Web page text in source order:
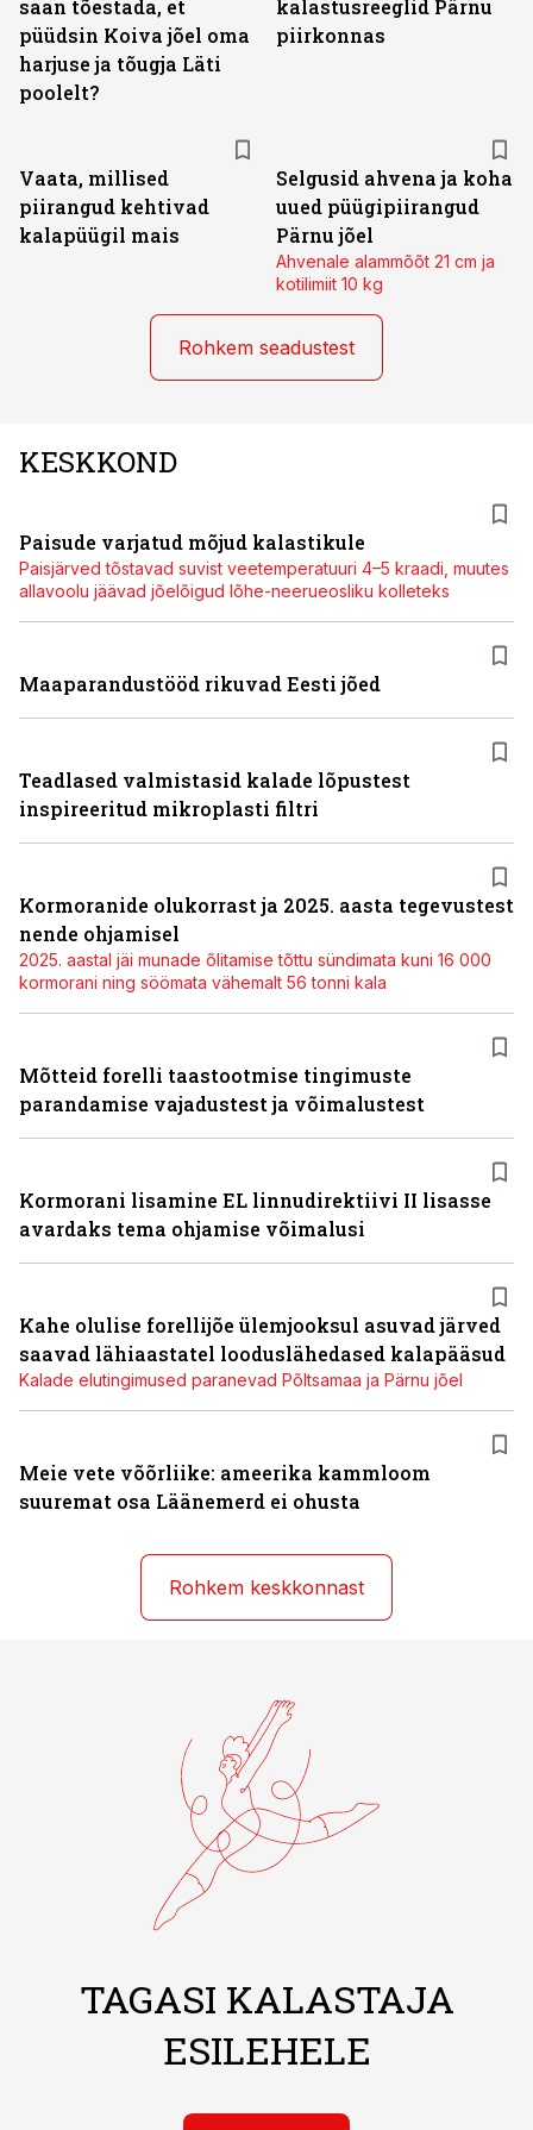
saan tõestada, et
püüdsin Koiva jõel oma
harjuse ja tõugja Läti
poolelt?
kalastusreeglid Pärnu
piirkonnas
Vaata, millised
piirangud kehtivad
kalapüügil mais
Selgusid ahvena ja koha
uued püügipiirangud
Pärnu jõel
Ahvenale alammõõt 21 cm ja
kotilimiit 10 kg
Rohkem seadustest
KESKKOND
Paisude varjatud mõjud kalastikule
Paisjärved tõstavad suvist veetemperatuuri 4–5 kraadi, muutes
allavoolu jäävad jõelõigud lõhe-neerueosliku kolleteks
Maaparandustööd rikuvad Eesti jõed
Teadlased valmistasid kalade lõpustest
inspireeritud mikroplasti filtri
Kormoranide olukorrast ja 2025. aasta tegevustest
nende ohjamisel
2025. aastal jäi munade õlitamise tõttu sündimata kuni 16 000
kormorani ning söömata vähemalt 56 tonni kala
Mõtteid forelli taastootmise tingimuste
parandamise vajadustest ja võimalustest
Kormorani lisamine EL linnudirektiivi II lisasse
avardaks tema ohjamise võimalusi
Kahe olulise forellijõe ülemjooksul asuvad järved
saavad lähiaastatel looduslähedased kalapääsud
Kalade elutingimused paranevad Põltsamaa ja Pärnu jõel
Meie vete võõrliike: ameerika kammloom
suuremat osa Läänemerd ei ohusta
Rohkem keskkonnast
TAGASI KALASTAJA
ESILEHELE